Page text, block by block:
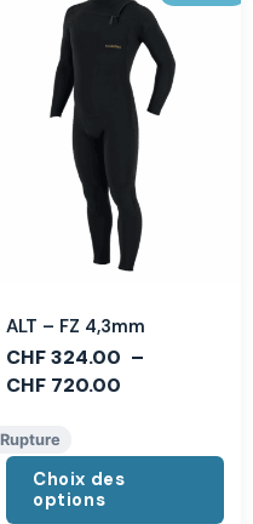
ALT – FZ 4,3mm
CHF324.00 –
CHF 720.00
Rupture
Choix des
options